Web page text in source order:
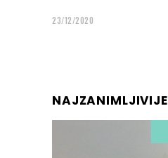
23/12/2020
NAJZANIMLJIVIJE